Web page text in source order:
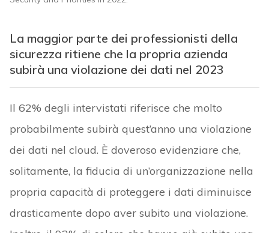
La maggior parte dei professionisti della
sicurezza ritiene che la propria azienda
subirà una violazione dei dati nel 2023
Il 62% degli intervistati riferisce che molto
probabilmente subirà quest’anno una violazione
dei dati nel cloud. È doveroso evidenziare che,
solitamente, la fiducia di un’organizzazione nella
propria capacità di proteggere i dati diminuisce
drasticamente dopo aver subito una violazione.